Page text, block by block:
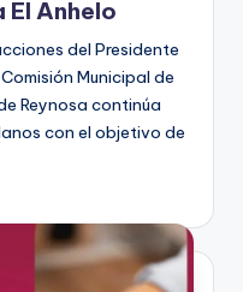
Anhelo
del Presidente
Municipal de
Reynosa continúa
con el objetivo de